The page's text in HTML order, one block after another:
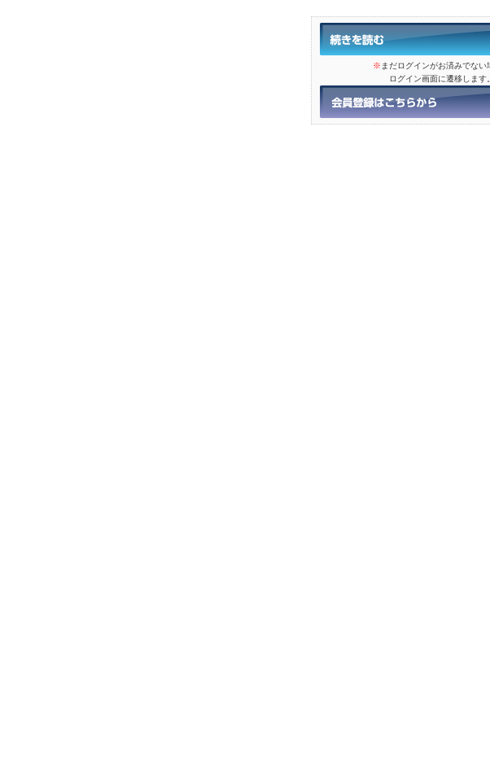
※ まだログインがお済みでない
ログイン画面に遷移します。